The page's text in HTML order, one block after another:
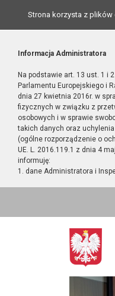
Strona korzysta z plików
Informacja Administratora
Na podstawie art. 13 ust. 1 i
Parlamentu Europejskiego i
dnia 27 kwietnia 2016r. w
fizycznych w związku z
osobowych i w sprawie
takich danych oraz
(ogólne rozporządzenie o
UE. L. 2016.119.1 z dnia 4
informuję:
1. dane Administratora i